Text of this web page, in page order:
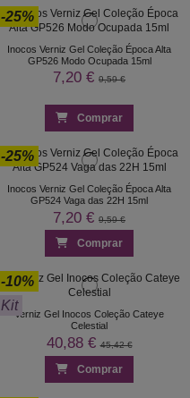
-25%
Inocos Verniz Gel Coleção Época Alta
GP526 Modo Ocupada 15ml
7,20 € 9,59 €
Comprar
-25%
Inocos Verniz Gel Coleção Época Alta
GP524 Vaga das 22H 15ml
7,20 € 9,59 €
Comprar
-10%
Kit
Verniz Gel Inocos Coleção Cateye
Celestial
40,88 €45,42 €
Comprar